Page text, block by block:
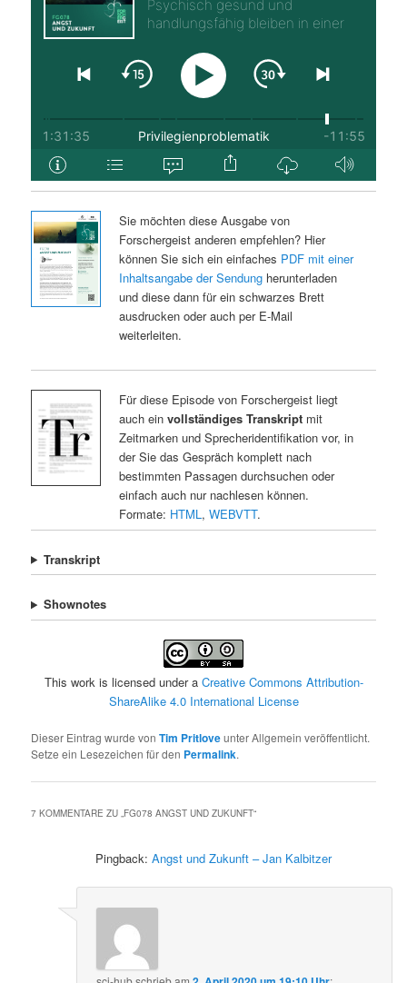
Sie möchten diese Ausgabe von
Forschergeist anderen empfehlen? Hier
können Sie sich ein einfaches PDF mit einer
Inhaltsangabe der Sendungherunterladen
und diese dann für ein schwarzes Brett
ausdrucken oder auch per E-Mail
weiterleiten.
Für diese Episode von Forschergeist liegt
auch ein vollständiges Transkriptmit
Zeitmarken und Sprecheridentifikation vor, in
der Sie das Gespräch komplett nach
bestimmten Passagen durchsuchen oder
einfach auch nur nachlesen können.
Formate: HTML, WEBVTT.
Transkript
Shownotes
This work is licensed under a Creative Commons Attribution-
ShareAlike 4.0 International License
Dieser Eintrag wurde vonTim Pritloveunter Allgemein veröffentlicht.
Setze ein Lesezeichen für den Permalink.
7 KOMMENTARE ZU „FG078 ANGST UND ZUKUNFT“
Pingback:Angst und Zukunft – Jan Kalbitzer